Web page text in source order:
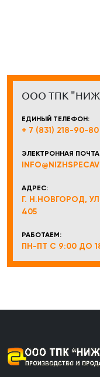
ООО ТПК
ЕДИНЫЙ ТЕЛЕФОН:
+ 7 (831) 218-90-80
ЭЛЕКТРОННАЯ
АДРЕС:
Г. Н.НОВГОРОД,
405
РАБОТАЕМ:
ПН-ПТ С 9:00 ДО